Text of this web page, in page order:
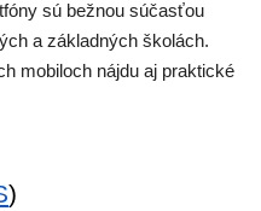
sú bežnou súčasťou
a základných školách.
mobiloch nájdu aj praktické
)